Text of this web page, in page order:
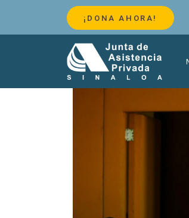
¡DONA AHORA!
Lanza